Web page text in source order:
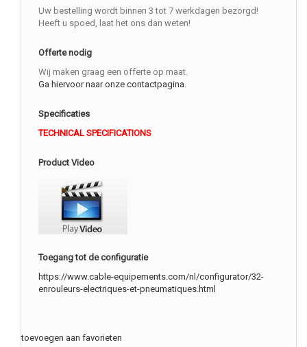
Uw bestelling wordt binnen 3 tot 7 werkdagen bezorgd!
Heeft u spoed, laat het ons dan weten!
Offerte nodig
Wij maken graag een offerte op maat.
Ga hiervoor naar onze contactpagina.
Specificaties
TECHNICAL SPECIFICATIONS
Product Video
Toegang tot de configuratie
https://www.cable-equipements.com/nl/configurator/32-
enrouleurs-electriques-et-pneumatiques.html
toevoegen aan favorieten